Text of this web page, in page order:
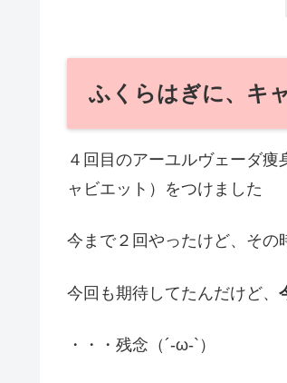
ふくらはぎに、キ
４回目のアーユルヴェーダ
ャビエット）をつけました
今まで２回やったけど、その
今回も期待してたんだけど、
・・・残念（´-ω-`）